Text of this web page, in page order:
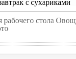
с сухариками
рабочего стола